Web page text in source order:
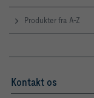
Produkter fra A-Z
Kontakt os